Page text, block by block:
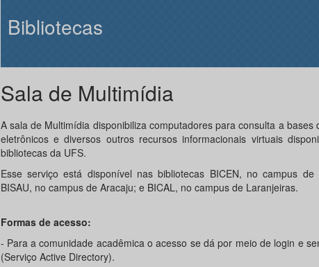
Bibliotecas
Sala de Multimídia
A sala de Multimídia disponibiliza computadores para consulta a bases
eletrônicos e diversos outros recursos informacionais virtuais
bibliotecas da UFS.
Esse serviço está disponível nas bibliotecas BICEN, no campus de
BISAU, no campus de Aracaju; e BICAL, no campus de Laranjeiras.
Formas de acesso:
- Para a comunidade acadêmica o acesso se dá por meio de login e
(Serviço Active Directory).